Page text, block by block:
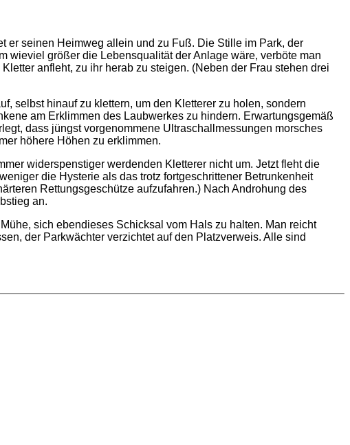
er seinen Heimweg allein und zu Fuß. Die Stille im Park, der
wieviel größer die Lebensqualität der Anlage wäre, verböte man
anfleht, zu ihr herab zu steigen. (Neben der Frau stehen drei
selbst hinauf zu klettern, um den Kletterer zu holen, sondern
am Erklimmen des Laubwerkes zu hindern. Erwartungsgemäß
dass jüngst vorgenommene Ultraschallmessungen morsches
höhere Höhen zu erklimmen.
widerspenstiger werdenden Kletterer nicht um. Jetzt fleht die
die Hysterie als das trotz fortgeschrittener Betrunkenheit
Rettungsgeschütze aufzufahren.) Nach Androhung des
an.
sich ebendieses Schicksal vom Hals zu halten. Man reicht
der Parkwächter verzichtet auf den Platzverweis. Alle sind